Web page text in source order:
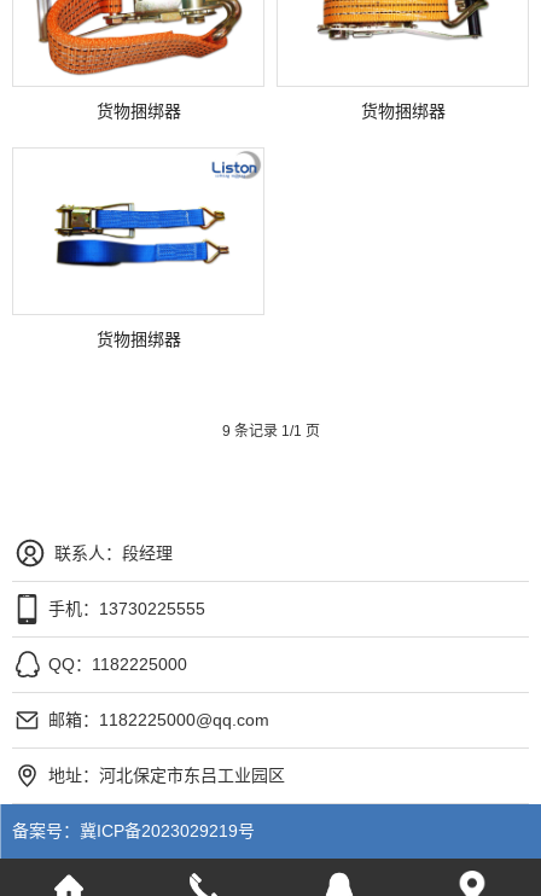
货物捆绑器 货物捆绑器
货物捆绑器
9 条记录 1/1 页
联系人：段经理
手机：13730225555
QQ：1182225000
邮箱：1182225000@qq.com
地址：河北保定市东吕工业园区
备案号： 冀ICP备2023029219号